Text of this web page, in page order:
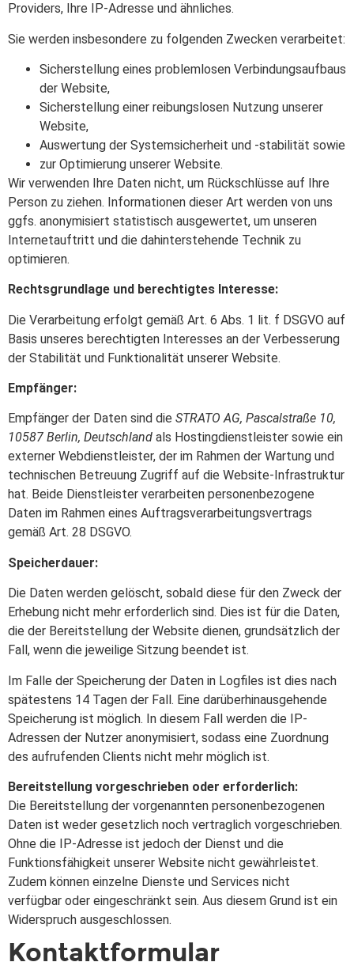
Providers, Ihre IP-Adresse und ähnliches.
Sie werden insbesondere zu folgenden Zwecken verarbeitet:
Sicherstellung eines problemlosen Verbindungsaufbaus
der Website,
Sicherstellung einer reibungslosen Nutzung unserer
Website,
Auswertung der Systemsicherheit und -stabilität sowie
zur Optimierung unserer Website.
Wir verwenden Ihre Daten nicht, um Rückschlüsse auf Ihre
Person zu ziehen. Informationen dieser Art werden von uns
ggfs. anonymisiert statistisch ausgewertet, um unseren
Internetauftritt und die dahinterstehende Technik zu
optimieren.
Rechtsgrundlage und berechtigtes Interesse:
Die Verarbeitung erfolgt gemäß Art. 6 Abs. 1 lit. f DSGVO auf
Basis unseres berechtigten Interesses an der Verbesserung
der Stabilität und Funktionalität unserer Website.
Empfänger:
Empfänger der Daten sind die STRATO AG, Pascalstraße 10,
10587 Berlin, Deutschland als Hostingdienstleister sowie ein
externer Webdienstleister, der im Rahmen der Wartung und
technischen Betreuung Zugriff auf die Website-Infrastruktur
hat. Beide Dienstleister verarbeiten personenbezogene
Daten im Rahmen eines Auftragsverarbeitungsvertrags
gemäß Art. 28 DSGVO.
Speicherdauer:
Die Daten werden gelöscht, sobald diese für den Zweck der
Erhebung nicht mehr erforderlich sind. Dies ist für die Daten,
die der Bereitstellung der Website dienen, grundsätzlich der
Fall, wenn die jeweilige Sitzung beendet ist.
Im Falle der Speicherung der Daten in Logfiles ist dies nach
spätestens 14 Tagen der Fall. Eine darüberhinausgehende
Speicherung ist möglich. In diesem Fall werden die IP-
Adressen der Nutzer anonymisiert, sodass eine Zuordnung
des aufrufenden Clients nicht mehr möglich ist.
Bereitstellung vorgeschrieben oder erforderlich:
Die Bereitstellung der vorgenannten personenbezogenen
Daten ist weder gesetzlich noch vertraglich vorgeschrieben.
Ohne die IP-Adresse ist jedoch der Dienst und die
Funktionsfähigkeit unserer Website nicht gewährleistet.
Zudem können einzelne Dienste und Services nicht
verfügbar oder eingeschränkt sein. Aus diesem Grund ist ein
Widerspruch ausgeschlossen.
Kontaktformular